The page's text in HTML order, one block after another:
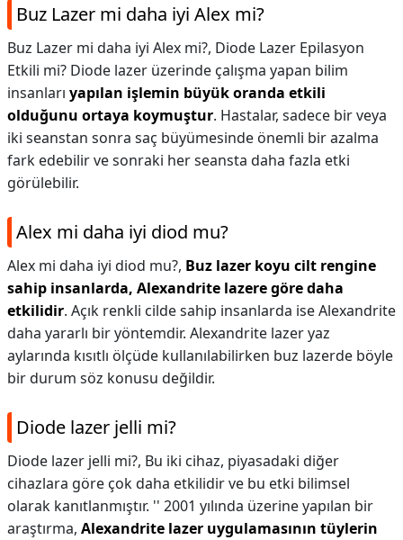
Buz Lazer mi daha iyi Alex mi?
Buz Lazer mi daha iyi Alex mi?, Diode Lazer Epilasyon
Etkili mi? Diode lazer üzerinde çalışma yapan bilim
insanları yapılan işlemin büyük oranda etkili
olduğunu ortaya koymuştur. Hastalar, sadece bir veya
iki seanstan sonra saç büyümesinde önemli bir azalma
fark edebilir ve sonraki her seansta daha fazla etki
görülebilir.
Alex mi daha iyi diod mu?
Alex mi daha iyi diod mu?, Buz lazer koyu cilt rengine
sahip insanlarda, Alexandrite lazere göre daha
etkilidir. Açık renkli cilde sahip insanlarda ise Alexandrite
daha yararlı bir yöntemdir. Alexandrite lazer yaz
aylarında kısıtlı ölçüde kullanılabilirken buz lazerde böyle
bir durum söz konusu değildir.
Diode lazer jelli mi?
Diode lazer jelli mi?, Bu iki cihaz, piyasadaki diğer
cihazlara göre çok daha etkilidir ve bu etki bilimsel
olarak kanıtlanmıştır. '' 2001 yılında üzerine yapılan bir
araştırma, Alexandrite lazer uygulamasının tüylerin